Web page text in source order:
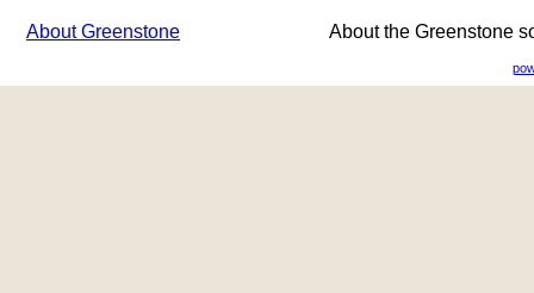
About Greenstone About the Greenstone